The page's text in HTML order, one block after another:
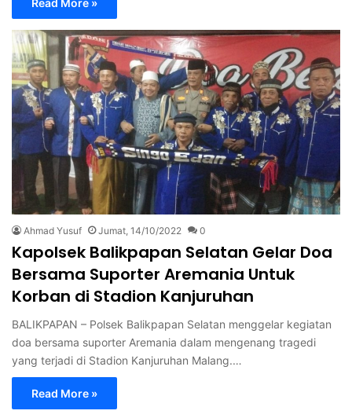
Ahmad Yusuf Jumat, 14/10/2022 0
Kapolsek Balikpapan Selatan Gelar Doa
Bersama Suporter Aremania Untuk
Korban di Stadion Kanjuruhan
BALIKPAPAN – Polsek Balikpapan Selatan menggelar kegiatan
doa bersama suporter Aremania dalam mengenang tragedi
yang terjadi di Stadion Kanjuruhan Malang.…
Read More »